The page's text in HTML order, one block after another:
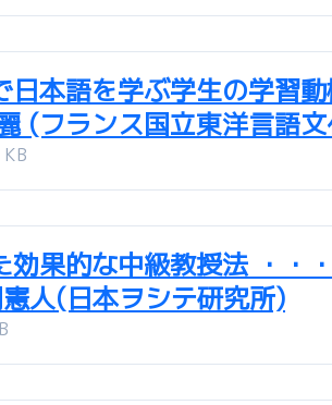
日本語を学ぶ学生の学習
(フランス国立東洋言語
効果的な中級教授法 ・・
人(日本ヲシテ研究所)